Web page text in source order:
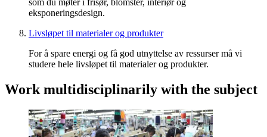
som du møter i frisør, blomster, interiør og
eksponeringsdesign.
Livsløpet til materialer og produkter
For å spare energi og få god utnyttelse av ressurser må vi
studere hele livsløpet til materialer og produkter.
Work multidisciplinarily with the subject